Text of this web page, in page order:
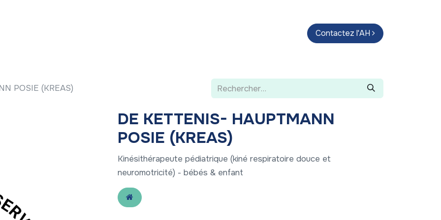
Parcours d'artistes Guide
Contactez l'AH
POSIE (KREAS)
DE KETTENIS- HAUPTMANN
POSIE (KREAS)
Kinésithérapeute pédiatrique (kiné respiratoire douce et
neuromotricité) - bébés & enfant